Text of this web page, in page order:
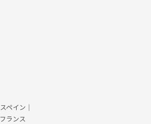
スペイン ｜
フランス